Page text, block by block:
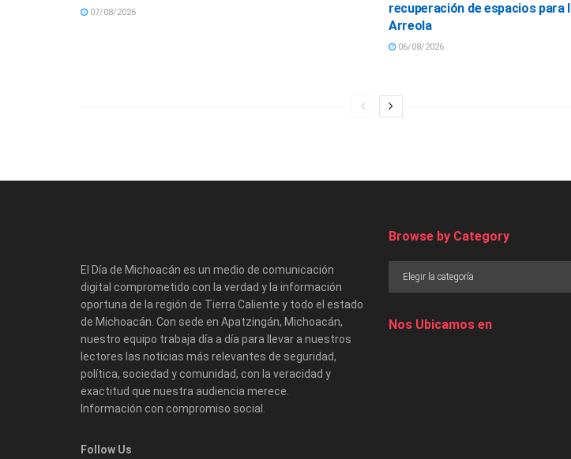
07/08/2026
recuperación de espacios para
Arreola
06/08/2026
El Día de Michoacán es un medio de comunicación
digital comprometido con la verdad y la información
oportuna de la región de Tierra Caliente y todo el estado
de Michoacán. Con sede en Apatzingán, Michoacán,
nuestro equipo trabaja día a día para llevar a nuestros
lectores las noticias más relevantes de seguridad,
política, sociedad y comunidad, con la veracidad y
exactitud que nuestra audiencia merece.
Información con compromiso social.
Follow Us
Browse by Category
Nos Ubicamos en